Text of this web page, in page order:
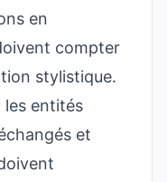
en
compter
stylistique.
les entités
et